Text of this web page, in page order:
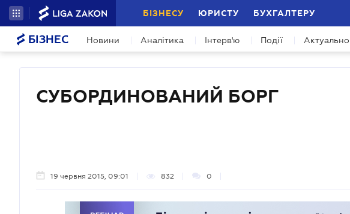
БІЗНЕСУ ЮРИСТУ БУХГАЛТЕРУ
БІЗНЕС Новини Аналітика Інтерв'ю Події Актуально
СУБОРДИНОВАНИЙ БОРГ
19 червня 2015, 09:01 832 0